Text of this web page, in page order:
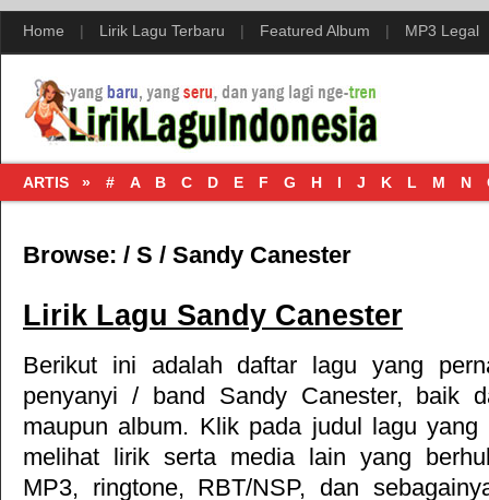
Home | Lirik Lagu Terbaru | Featured Album | MP3 Legal
ARTIS » # A B C D E F G H I J K L M N
Browse: / S / Sandy Canester
Lirik Lagu Sandy Canester
Berikut ini adalah daftar lagu yang
penyanyi / band Sandy Canester, baik
maupun album. Klik pada judul lagu yang
melihat lirik serta media lain yang
MP3, ringtone, RBT/NSP, dan